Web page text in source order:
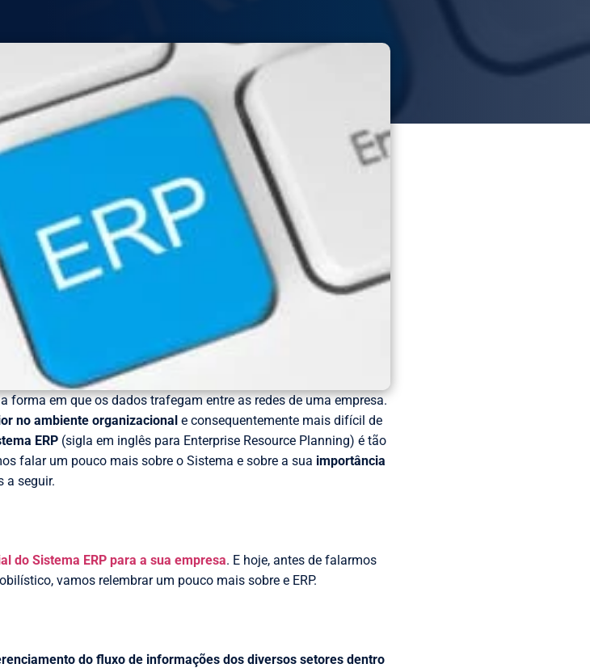
forma em que os dados trafegam entre as redes de uma empresa.
no ambiente organizacional e consequentemente mais difícil de
ERP (sigla em inglês para Enterprise Resource Planning) é tão
falar um pouco mais sobre o Sistema e sobre a sua importância
a seguir.
do Sistema ERP para a sua empresa. E hoje, antes de falarmos
vamos relembrar um pouco mais sobre e ERP.
do fluxo de informações dos diversos setores dentro